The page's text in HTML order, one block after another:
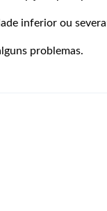
inferior ou
problemas.